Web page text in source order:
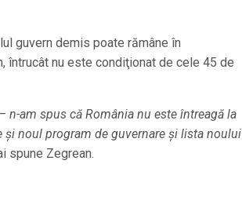
guvern demis poate rămâne în
întrucât nu este condiţionat de cele 45 de
n-am spus că România nu este întreagă la
şi noul program de guvernare şi lista noului
spune Zegrean.